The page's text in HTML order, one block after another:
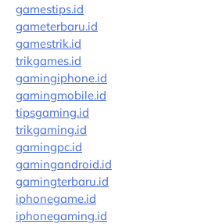
gamestips.id
gameterbaru.id
gamestrik.id
trikgames.id
gamingiphone.id
gamingmobile.id
tipsgaming.id
trikgaming.id
gamingpc.id
gamingandroid.id
gamingterbaru.id
iphonegame.id
iphonegaming.id